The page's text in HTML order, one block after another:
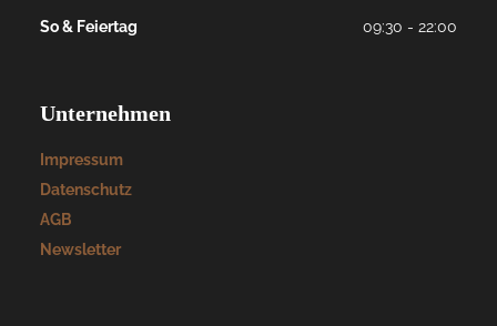
So & Feiertag 09:30 - 22:00
Unternehmen
Impressum
Datenschutz
AGB
Newsletter